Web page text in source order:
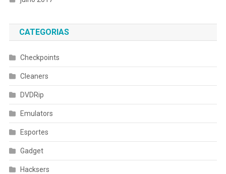
CATEGORIAS
Checkpoints
Cleaners
DVDRip
Emulators
Esportes
Gadget
Hacksers